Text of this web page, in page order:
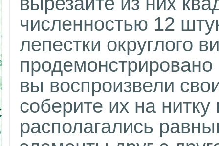
численностью 12
лепестки округлого
вы воспроизвели
соберите их на
располагались